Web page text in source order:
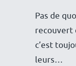
Pas de
recouvert
c’est
leurs…